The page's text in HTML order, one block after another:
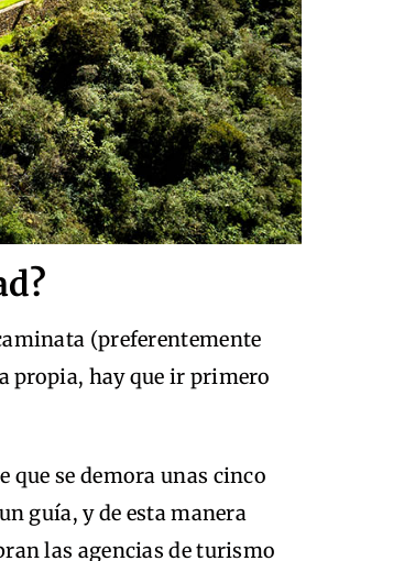
(preferentemente
propia, hay que ir primero
que se demora unas cinco
guía, y de esta manera
las agencias de turismo